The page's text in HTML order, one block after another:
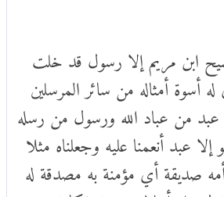
ابن مريم إلا رسول قد خلت
أسوة أمثاله من سائر المرسلين
عبد من عباد الله ورسول من رسله
عبد أنعمنا عليه وجعلناه مثلا
صديقة أي مؤمنة به مصدقة له